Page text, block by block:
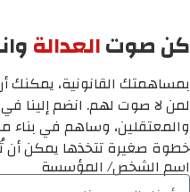
كن صوتالعدالة
بمساهمتك القانونية، يمكنك
لمن لا صوت لهم. انضم إلينا
والمعتقلين، وساهم في بناء
خطوة صغيرة تتخذها يمكن أن
اسم الشخص/ المؤسسة